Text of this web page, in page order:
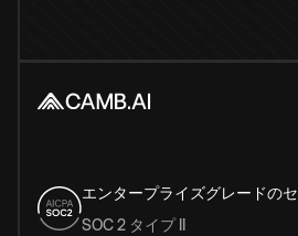
エンタープライズグレードの
SOC 2 タイプ II